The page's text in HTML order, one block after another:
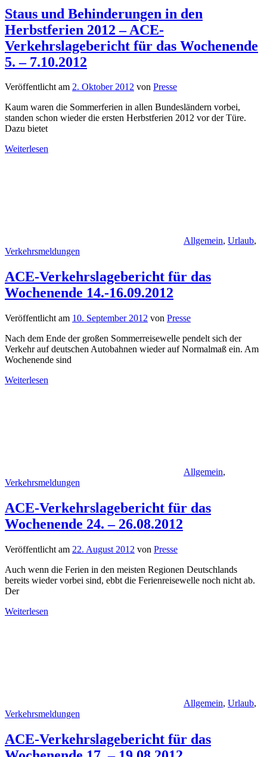
Staus und Behinderungen in den
Herbstferien 2012 – ACE-
Verkehrslagebericht für das Wochenende
5. – 7.10.2012
Veröffentlicht am 2. Oktober 2012 von Presse
Kaum waren die Sommerferien in allen Bundesländern vorbei,
standen schon wieder die ersten Herbstferien 2012 vor der Türe.
Dazu bietet
Weiterlesen
Allgemein, Urlaub,
Verkehrsmeldungen
ACE-Verkehrslagebericht für das
Wochenende 14.-16.09.2012
Veröffentlicht am 10. September 2012 von Presse
Nach dem Ende der großen Sommerreisewelle pendelt sich der
Verkehr auf deutschen Autobahnen wieder auf Normalmaß ein. Am
Wochenende sind
Weiterlesen
Allgemein,
Verkehrsmeldungen
ACE-Verkehrslagebericht für das
Wochenende 24. – 26.08.2012
Veröffentlicht am 22. August 2012 von Presse
Auch wenn die Ferien in den meisten Regionen Deutschlands
bereits wieder vorbei sind, ebbt die Ferienreisewelle noch nicht ab.
Der
Weiterlesen
Allgemein, Urlaub,
Verkehrsmeldungen
ACE-Verkehrslagebericht für das